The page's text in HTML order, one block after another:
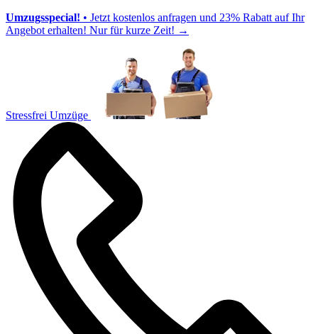
Umzugsspecial! • Jetzt kostenlos anfragen und 23% Rabatt auf Ihr
Angebot erhalten! Nur für kurze Zeit! →
Stressfrei Umzüge